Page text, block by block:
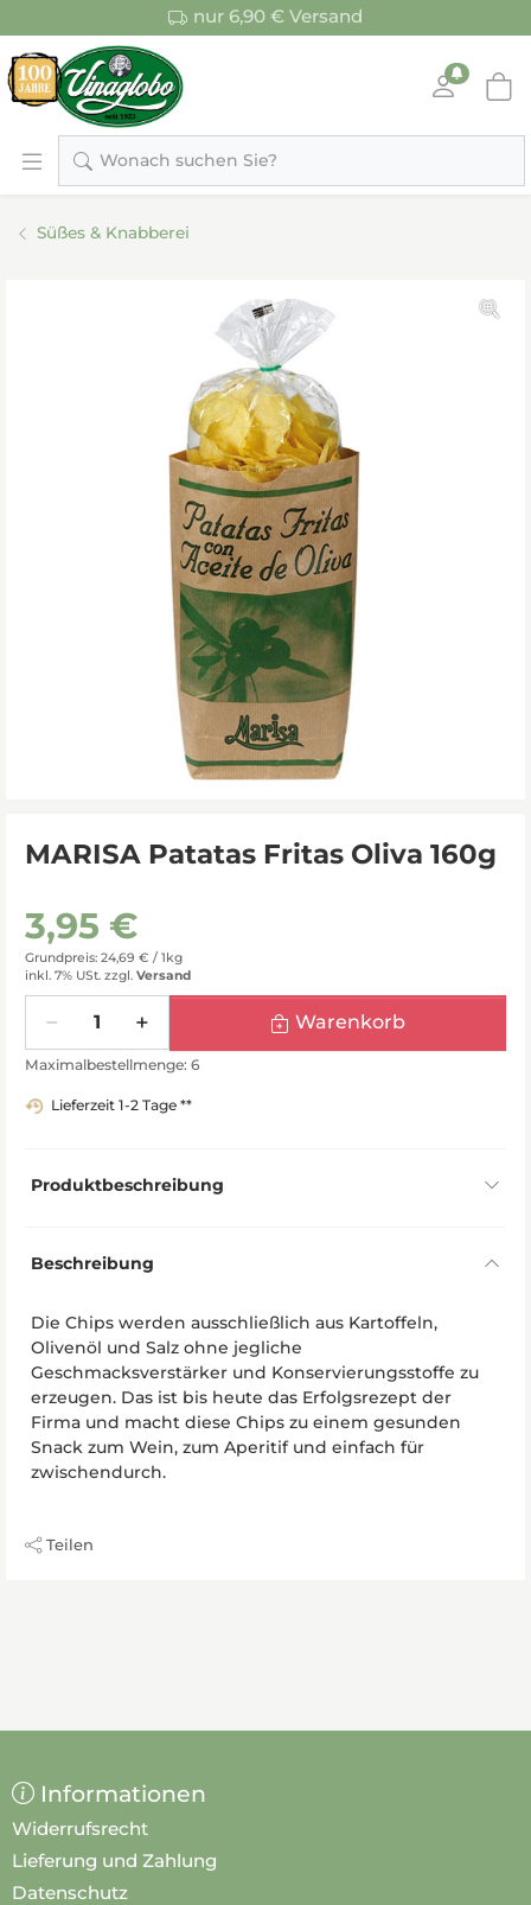
nur 6,90 € Versand
Wonach suchen Sie?
Süßes & Knabberei
MARISA Patatas Fritas Oliva 160g
3,95 €
Grundpreis: 24,69 € / 1kg
inkl. 7% USt. zzgl. Versand
Warenkorb
Maximalbestellmenge: 6
Lieferzeit 1-2 Tage **
Produktbeschreibung
Beschreibung
Die Chips werden ausschließlich aus Kartoffeln,
Olivenöl und Salz ohne jegliche
Geschmacksverstärker und Konservierungsstoffe zu
erzeugen. Das ist bis heute das Erfolgsrezept der
Firma und macht diese Chips zu einem gesunden
Snack zum Wein, zum Aperitif und einfach für
zwischendurch.
Teilen
Informationen
Widerrufsrecht
Lieferung und Zahlung
Datenschutz